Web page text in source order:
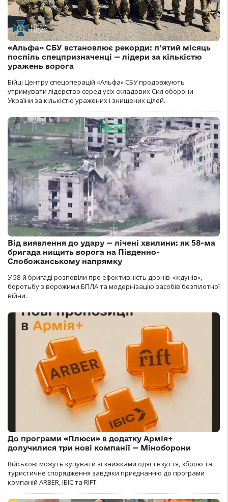
«Альфа» СБУ встановлює рекорди: п’ятий місяць
поспіль спецпризначенці — лідери за кількістю
уражень ворога
Бійці Центру спецоперацій «Альфа» СБУ продовжують
утримувати лідерство серед усіх складових Сил оборони
України за кількістю уражених і знищених цілей.
Від виявлення до удару — лічені хвилини: як 58-ма
бригада нищить ворога на Південно-
Слобожанському напрямку
У 58-й бригаді розповіли про ефективність дронів-«ждунів»,
боротьбу з ворожими БПЛА та модернізацію засобів безпілотної
війни.
До програми «Плюси» в додатку Армія+
долучилися три нові компанії — Міноборони
Військові можуть купувати зі знижками одяг і взуття, зброю та
туристичне спорядження завдяки приєднанню до програми
компаній ARBER, ІБІС та RIFT.